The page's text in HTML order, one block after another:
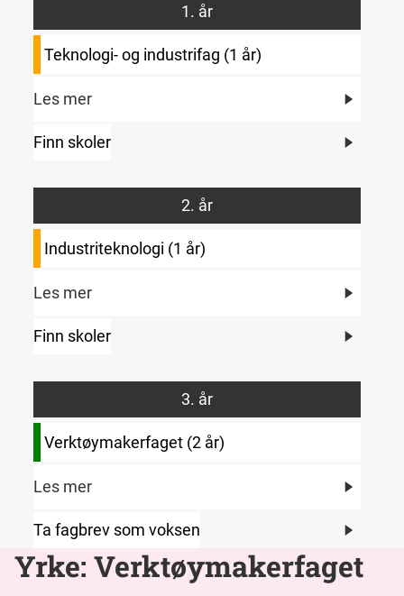
1. år
Teknologi- og industrifag (1 år)
Les mer
Finn skoler
2. år
Industriteknologi (1 år)
Les mer
Finn skoler
3. år
Verktøymakerfaget (2 år)
Les mer
Ta fagbrev som voksen
Yrke: Verktøymakerfaget